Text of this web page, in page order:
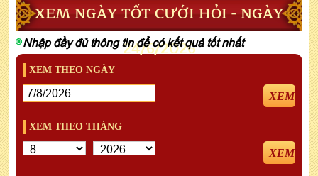
XEM NGÀY TỐT CƯỚI HỎI - NGÀY
24/6/2026
Nhập đầy đủ thông tin để có kết quả tốt nhất
XEM THEO NGÀY
XEM
XEM THEO THÁNG
XEM